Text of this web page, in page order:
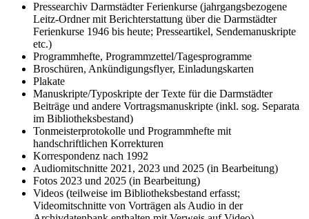
Pressearchiv Darmstädter Ferienkurse (jahrgangsbezogene
Leitz-Ordner mit Berichterstattung über die Darmstädter
Ferienkurse 1946 bis heute; Presseartikel, Sendemanuskripte
etc.)
Programmhefte, Programmzettel/Tagesprogramme
Broschüren, Ankündigungsflyer, Einladungskarten
Plakate
Manuskripte/Typoskripte der Texte für die Darmstädter
Beiträge und andere Vortragsmanuskripte (inkl. sog. Separata
im Bibliotheksbestand)
Tonmeisterprotokolle und Programmhefte mit
handschriftlichen Korrekturen
Korrespondenz nach 1992
Audiomitschnitte 2021, 2023 und 2025 (in Bearbeitung)
Fotos 2023 und 2025 (in Bearbeitung)
Videos (teilweise im Bibliotheksbestand erfasst;
Videomitschnitte von Vorträgen als Audio in der